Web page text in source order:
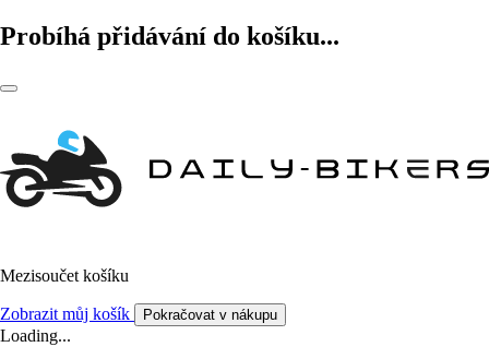
Probíhá přidávání do košíku...
Mezisoučet košíku
Zobrazit můj košík Pokračovat v nákupu
Loading...